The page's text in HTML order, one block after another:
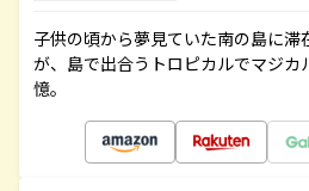
子供の頃から夢見ていた南の島に
が、島で出合うトロピカルでマジカ
憶。